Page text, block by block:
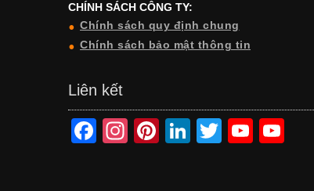
CHÍNH SÁCH CÔNG TY:
Chính sách quy định chung
Chính sách bảo mật thông tin
Liên kết
F
In
Pi
Li
T
Y